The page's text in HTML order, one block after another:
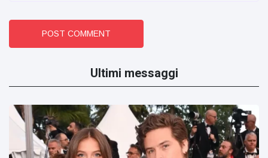
POST COMMENT
Ultimi messaggi